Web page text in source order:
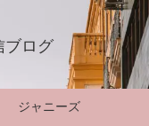
ブログ
ジャニーズ